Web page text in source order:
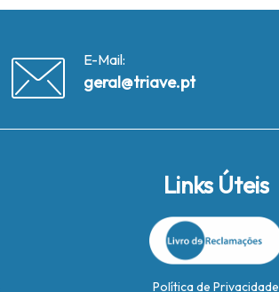
E-Mail:
geral@triave.pt
Links Úteis
Política de Privacidade